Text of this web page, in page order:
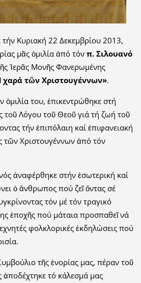
Κυριακή 22 Δεκεμβρίου 2013,
μᾶς ὁμιλία ἀπό τόν π. Σιλουανό
Ἱερᾶς Μονῆς Φανερωμένης
χαρά τῶν Χριστουγέννων».
του, ἐπικεντρώθηκε στή
τοῦ Λόγου τοῦ Θεοῦ γιά τή ζωή τοῦ
τήν ἐπιπόλαιη καί ἐπιφανειακή
τῶν Χριστουγέννων ἀπό τόν
ἀναφέρθηκε στήν ἐσωτερική καί
ὁ ἄνθρωπος πού ζεῖ ὄντας σέ
τόν μέ τόν τραγικό
ἐποχῆς πού μάταια προσπαθεῖ νά
φολκλορικές ἐκδηλώσεις πού
τῆς ἐνορίας μας, πέραν τοῦ
ἀποδέχτηκε τό κάλεσμά μας